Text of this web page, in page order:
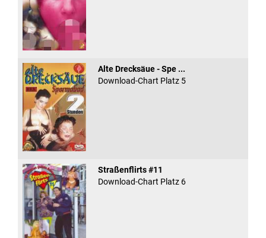
Alte Drecksäue - Spe ...
Download-Chart Platz 5
Straßenflirts #11
Download-Chart Platz 6